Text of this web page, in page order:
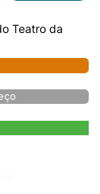
Teatro da